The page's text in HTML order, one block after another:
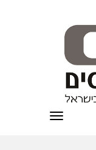
תפריט